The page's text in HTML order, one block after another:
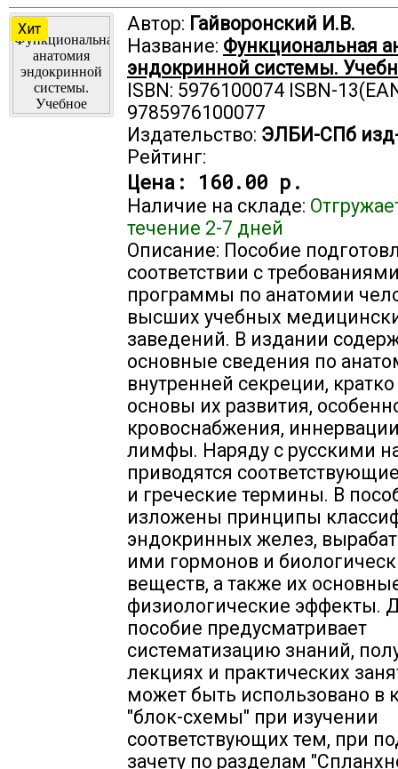
Хит Автор: Гайворонский И.В.
Название: Функциональная
эндокринной системы.
ISBN: 5976100074 ISBN-
9785976100077
Издательство: ЭЛБИ-СПб
Рейтинг:
Цена: 160.00 р.
Наличие на складе:
течение 2-7 дней
Описание: Пособие
соответствии с
программы по анатомии
высших учебных
заведений. В издании
основные сведения по
внутренней секреции,
основы их развития,
кровоснабжения,
лимфы. Наряду с русскими
приводятся
и греческие термины. В
изложены принципы
эндокринных желез,
ими гормонов и
веществ, а также их
физиологические эффекты.
пособие предусматривает
систематизацию знаний,
лекциях и практических
может быть использовано в
"блок-схемы" при изучении
соответствующих тем, при
зачету по разделам